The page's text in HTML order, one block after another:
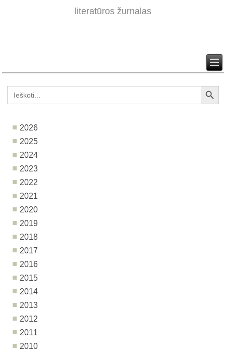
literatūros žurnalas
for:
Search Button
2026
2025
2024
2023
2022
2021
2020
2019
2018
2017
2016
2015
2014
2013
2012
2011
2010